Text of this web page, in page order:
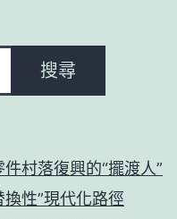
搜尋
村落復興的“擺渡人”
性”現代化路徑